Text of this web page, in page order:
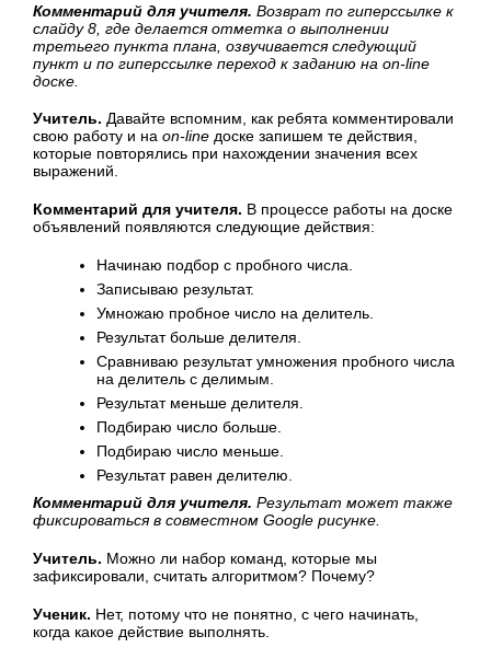
Комментарий для учителя. Возврат по гиперссылке к
слайду 8, где делается отметка о выполнении
третьего пункта плана, озвучивается следующий
пункт и по гиперссылке переход к заданию на on-line
доске.
Учитель. Давайте вспомним, как ребята комментировали
свою работу и на on-line доске запишем те действия,
которые повторялись при нахождении значения всех
выражений.
Комментарий для учителя. В процессе работы на доске
объявлений появляются следующие действия:
Начинаю подбор с пробного числа.
Записываю результат.
Умножаю пробное число на делитель.
Результат больше делителя.
Сравниваю результат умножения пробного числа
на делитель с делимым.
Результат меньше делителя.
Подбираю число больше.
Подбираю число меньше.
Результат равен делителю.
Комментарий для учителя. Результат может также
фиксироваться в совместном Google рисунке.
Учитель. Можно ли набор команд, которые мы
зафиксировали, считать алгоритмом? Почему?
Ученик. Нет, потому что не понятно, с чего начинать,
когда какое действие выполнять.